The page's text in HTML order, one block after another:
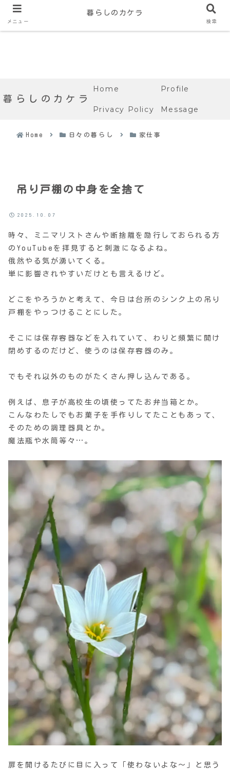
暮らしのカケラ
Home Profile
Privacy Policy Message
Home 日々の暮らし 家仕事
吊り戸棚の中身を全捨て
2025.10.07
時々、ミニマリストさんや断捨離を励行しておられる方
のYouTubeを拝見すると刺激になるよね。
俄然やる気が湧いてくる。
単に影響されやすいだけとも言えるけど。
どこをやろうかと考えて、今日は台所のシンク上の吊り
戸棚をやっつけることにした。
そこには保存容器などを入れていて、わりと頻繁に開け
閉めするのだけど、使うのは保存容器のみ。
でもそれ以外のものがたくさん押し込んである。
例えば、息子が高校生の頃使ってたお弁当箱とか。
こんなわたしでもお菓子を手作りしてたこともあって、
そのための調理器具とか。
魔法瓶や水筒等々…。
扉を開けるたびに目に入って「使わないよな〜」と思う
メニュー
暮らしのカケラ
検索